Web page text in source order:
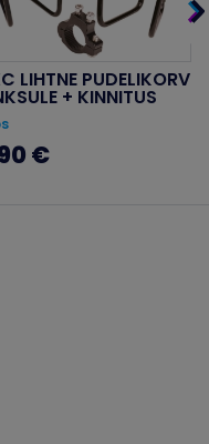
LIHTNE PUDELIKORV
+ KINNITUS
€